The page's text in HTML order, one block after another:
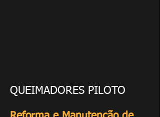
QUEIMADORES PILOTO